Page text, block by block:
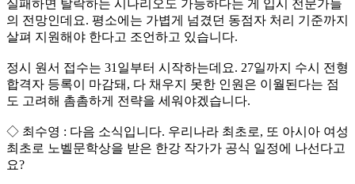
실패하면 탈락하는 시나리오도 가능하다는 게 입시 전문가들
의 전망인데요. 평소에는 가볍게 넘겼던 동점자 처리 기준까지
살펴 지원해야 한다고 조언하고 있습니다.
정시 원서 접수는 31일부터 시작하는데요. 27일까지 수시 전형
합격자 등록이 마감돼, 다 채우지 못한 인원은 이월된다는 점
도 고려해 촘촘하게 전략을 세워야겠습니다.
◇ 최수영 : 다음 소식입니다. 우리나라 최초로, 또 아시아 여성
최초로 노벨문학상을 받은 한강 작가가 공식 일정에 나선다고
요?